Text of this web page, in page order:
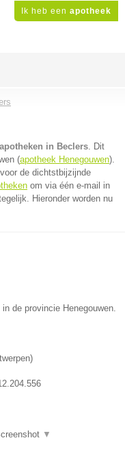
Ik heb een apotheek
apotheken in Beclers. Dit
(apotheek Henegouwen).
de dichtstbijzijnde
om via één e-mail in
Hieronder worden nu
de provincie Henegouwen.
)
▼